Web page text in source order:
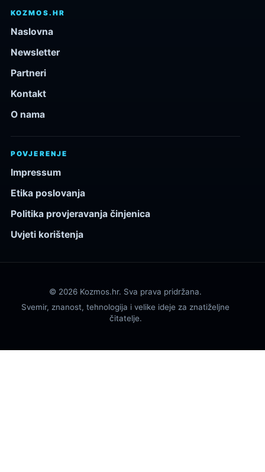
KOZMOS.HR
Naslovna
Newsletter
Partneri
Kontakt
O nama
POVJERENJE
Impressum
Etika poslovanja
Politika provjeravanja činjenica
Uvjeti korištenja
© 2026 Kozmos.hr. Sva prava pridržana.
Svemir, znanost, tehnologija i velike ideje za znatiželjne
čitatelje.